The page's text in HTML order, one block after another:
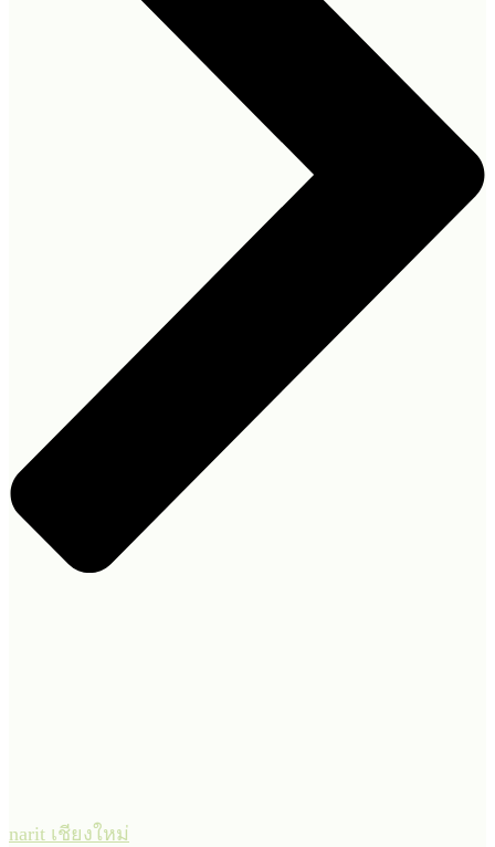
narit เชียงใหม่